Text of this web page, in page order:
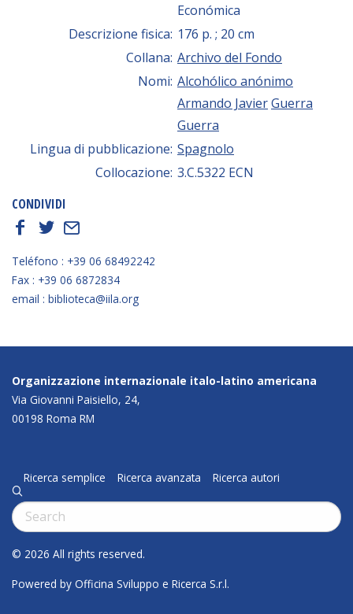
Económica
Descrizione fisica: 176 p. ; 20 cm
Collana: Archivo del Fondo
Nomi: Alcohólico anónimo
Armando JavierGuerra
Guerra
Lingua di pubblicazione: Spagnolo
Collocazione: 3.C.5322 ECN
CONDIVIDI
f
t E
Teléfono : +39 06 68492242
Fax : +39 06 6872834
email : biblioteca@iila.org
Organizzazione internazionale italo-latino americana
Via Giovanni Paisiello, 24,
00198 Roma RM
Ricerca semplice Ricerca avanzata Ricerca autori
q
Cerca:
© 2026 All rights reserved.
Powered by Officina Sviluppo e Ricerca S.r.l.